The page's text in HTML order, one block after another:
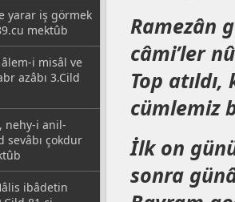
yarar iş görmek
mektûb
i misâl ve
azâbı 3.Cild
nehy-i anil-
sevâbı çokdur
ibâdetin
Ramezân
câmi’ler
Top
cümlemiz
İlk on
sonra